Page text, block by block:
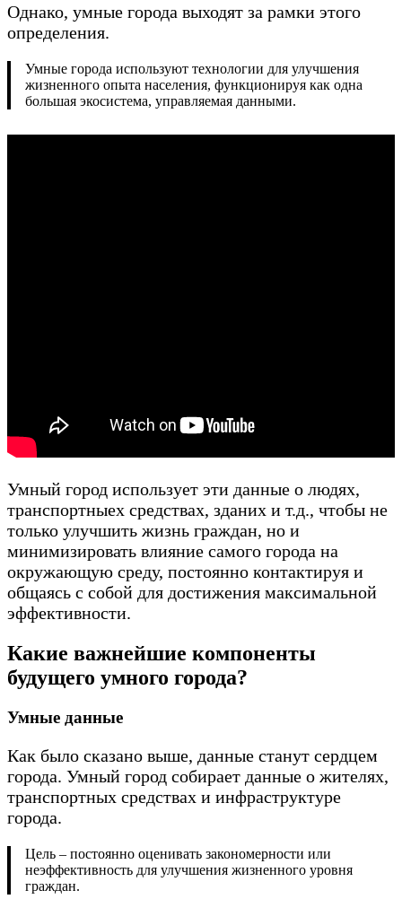
Однако, умные города выходят за рамки этого
определения.
Умные города используют технологии для улучшения
жизненного опыта населения, функционируя как одна
большая экосистема, управляемая данными.
Умный город использует эти данные о людях,
транспортныех средствах, зданих и т.д., чтобы не
только улучшить жизнь граждан, но и
минимизировать влияние самого города на
окружающую среду, постоянно контактируя и
общаясь с собой для достижения максимальной
эффективности.
Какие важнейшие компоненты
будущего умного города?
Умные данные
Как было сказано выше, данные станут сердцем
города. Умный город собирает данные о жителях,
транспортных средствах и инфраструктуре
города.
Цель – постоянно оценивать закономерности или
неэффективность для улучшения жизненного уровня
граждан.